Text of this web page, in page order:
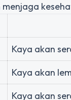
Kaya akan
Kaya akan
Kaya akan